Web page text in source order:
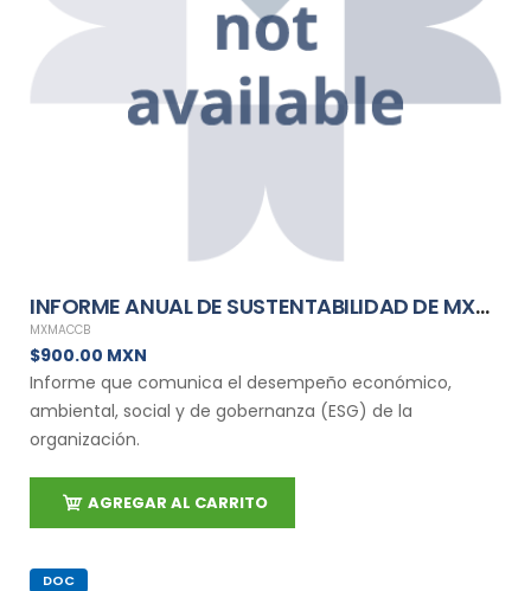
INFORME ANUAL DE SUSTENTABILIDAD DE MXMACCB
MXMACCB
$900.00 MXN
Informe que comunica el desempeño económico,
ambiental, social y de gobernanza (ESG) de la
organización.
AGREGAR AL CARRITO
DOC